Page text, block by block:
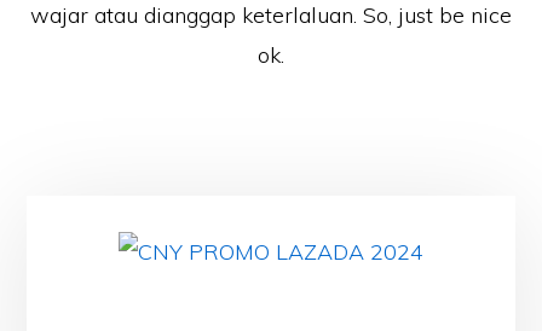
wajar atau dianggap keterlaluan. So, just be nice
ok.